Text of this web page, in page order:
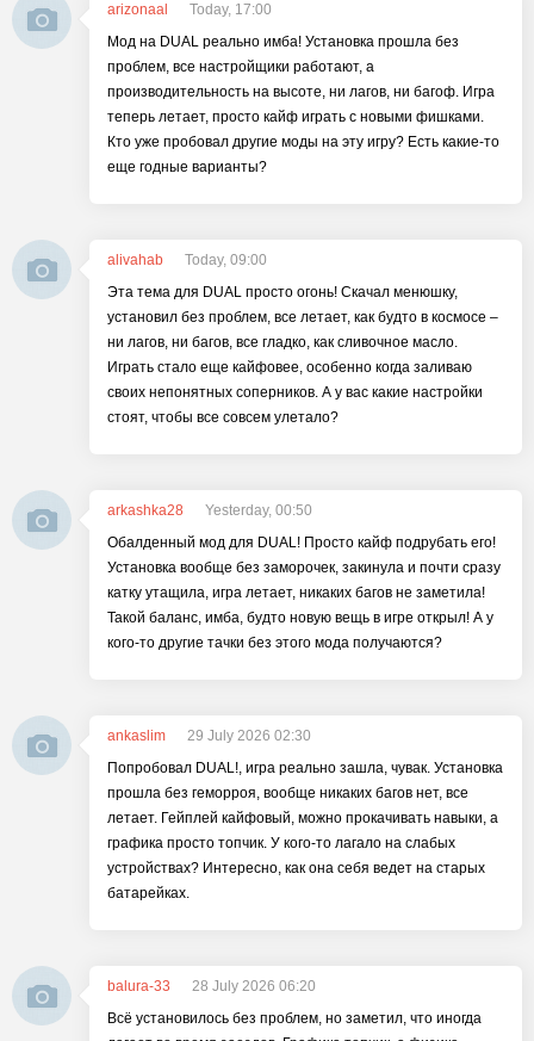
arizonaal
Today, 17:00
Мод на DUAL реально имба! Установка прошла без
проблем, все настройщики работают, а
производительность на высоте, ни лагов, ни багоф. Игра
теперь летает, просто кайф играть с новыми фишками.
Кто уже пробовал другие моды на эту игру? Есть какие-то
еще годные варианты?
alivahab
Today, 09:00
Эта тема для DUAL просто огонь! Скачал менюшку,
установил без проблем, все летает, как будто в космосе –
ни лагов, ни багов, все гладко, как сливочное масло.
Играть стало еще кайфовее, особенно когда заливаю
своих непонятных соперников. А у вас какие настройки
стоят, чтобы все совсем улетало?
arkashka28
Yesterday, 00:50
Обалденный мод для DUAL! Просто кайф подрубать его!
Установка вообще без заморочек, закинула и почти сразу
катку утащила, игра летает, никаких багов не заметила!
Такой баланс, имба, будто новую вещь в игре открыл! А у
кого-то другие тачки без этого мода получаются?
ankaslim
29 July 2026 02:30
Попробовал DUAL!, игра реально зашла, чувак. Установка
прошла без геморроя, вообще никаких багов нет, все
летает. Гейплей кайфовый, можно прокачивать навыки, а
графика просто топчик. У кого-то лагало на слабых
устройствах? Интересно, как она себя ведет на старых
батарейках.
balura-33
28 July 2026 06:20
Всё установилось без проблем, но заметил, что иногда